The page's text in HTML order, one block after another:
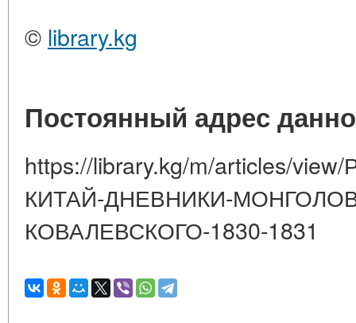
© library.kg
Постоянный адрес
https://library.kg/m/articles/
КИТАЙ-ДНЕВНИКИ-
КОВАЛЕВСКОГО-1830-1831